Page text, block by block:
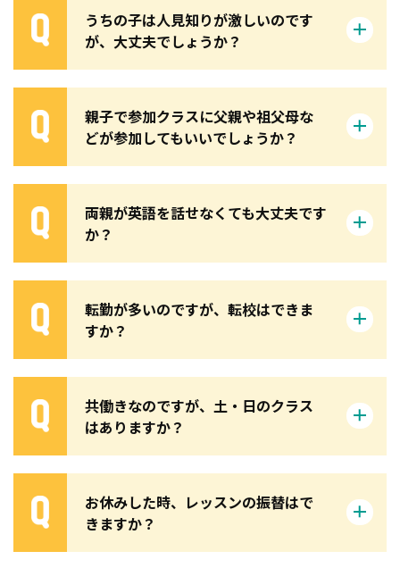
うちの子は人見知りが激しいのです
が、大丈夫でしょうか？
親子で参加クラスに父親や祖父母な
どが参加してもいいでしょうか？
両親が英語を話せなくても大丈夫です
か？
転勤が多いのですが、転校はできま
すか？
共働きなのですが、土・日のクラス
はありますか？
お休みした時、レッスンの振替はで
きますか？